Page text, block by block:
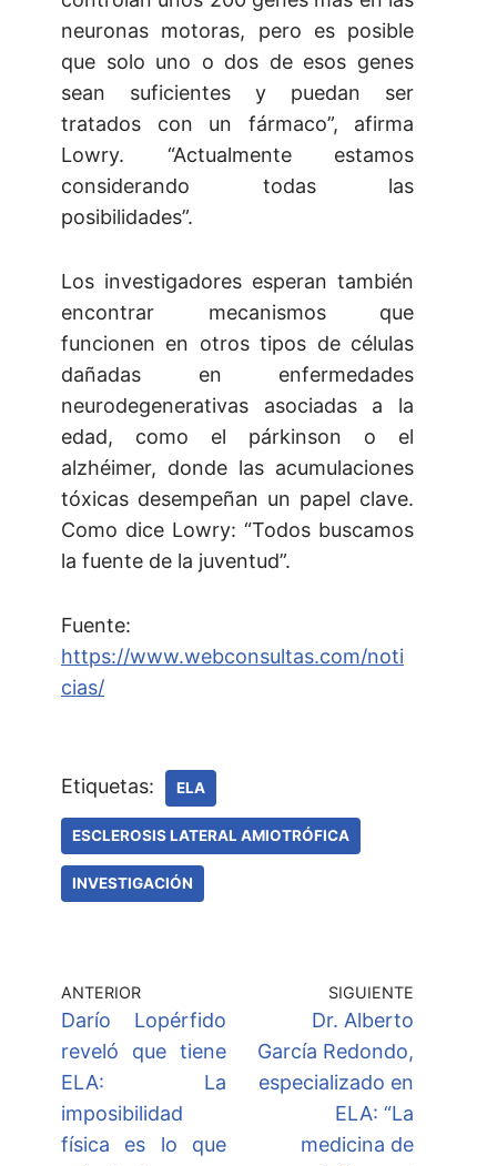
neuronas motoras, pero es posible
que solo uno o dos de esos genes
sean suficientes y puedan ser
tratados con un fármaco”, afirma
Lowry. “Actualmente estamos
considerando todas las
posibilidades”.
Los investigadores esperan también
encontrar mecanismos que
funcionen en otros tipos de células
dañadas en enfermedades
neurodegenerativas asociadas a la
edad, como el párkinson o el
alzhéimer, donde las acumulaciones
tóxicas desempeñan un papel clave.
Como dice Lowry: “Todos buscamos
la fuente de la juventud”.
Fuente:
https://www.webconsultas.com/noti
cias/
Etiquetas: ELA
ESCLEROSIS LATERAL AMIOTRÓFICA
INVESTIGACIÓN
ANTERIOR
Darío Lopérfido
reveló que tiene
ELA: La
imposibilidad
física es lo que
SIGUIENTE
Dr. Alberto
García Redondo,
especializado en
ELA: “La
medicina de